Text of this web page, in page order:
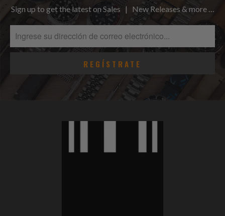
Sign up to get the latest on Sales | New Releases & more …